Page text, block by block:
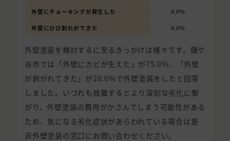
外壁にチョーキングが発生した 0.0%
外壁にひび割れができた 0.0%
外壁塗装を検討するに至るきっかけは様々です。鎌ケ
谷市では「外壁にカビが生えた」が75.0%、「外壁
が剥がれてきた」が20.0%で外壁塗装をしたと回答
しました。いづれも放置するとより深刻な劣化に繋
がり、外壁塗装の費用がかさんでしまう可能性がある
ため、気になる劣化症状があらわれている場合は是
非外壁塗装の窓口にお問い合わせください。